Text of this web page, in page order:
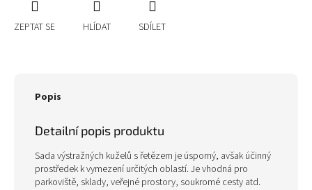
ZEPTAT SE HLÍDAT SDÍLET
Popis
Detailní popis produktu
Sada výstražných kuželů s řetězem je úsporný, avšak účinný
prostředek k vymezení určitých oblastí. Je vhodná pro
parkoviště, sklady, veřejné prostory, soukromé cesty atd.